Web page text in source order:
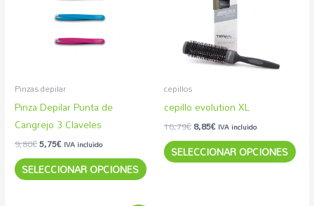
Pinzas depilar
Pinza Depilar Punta de
Cangrejo 3 Claveles
9,80€5,75€ IVA incluido
SELECCIONAR OPCIONES
opciones
pueden
elegir
página
de
cepillos
cepillo evolution XL
16,79€8,85€ IVA incluido
SELECCIONAR OPCIONES
la